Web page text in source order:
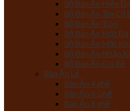
Bộ Bàn Ăn Hiện
Bộ Bàn Ăn Tân Cổ
Bộ Bàn Ăn Tròn
Bộ Bàn Ăn Mặt Đá
Bộ Bàn Ăn Mặt
Bộ Bàn Ăn Nhập
Bộ Bàn Ăn Giá Rẻ
Bàn Ăn Lẻ
Bàn Ăn 4 ghế
Bàn Ăn 6 Ghế
Bàn Ăn 8 ghế